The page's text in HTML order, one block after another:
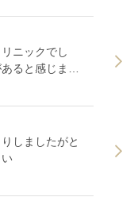
ニックでし
ると感じまし
焼け止めが置
しましたがと